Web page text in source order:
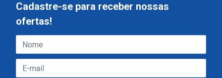
Cadastre-se para receber nossas
ofertas!